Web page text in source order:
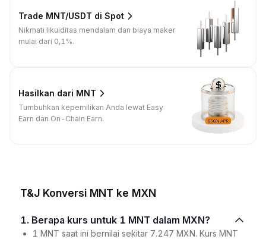
Trade MNT/USDT di Spot
Nikmati likuiditas mendalam dan biaya maker
mulai dari 0,1%.
Hasilkan dari MNT
Tumbuhkan kepemilikan Anda lewat Easy
Earn dan On-Chain Earn.
T&J Konversi MNT ke MXN
1. Berapa kurs untuk 1 MNT dalam MXN?
1 MNT saat ini bernilai sekitar 7.247 MXN. Kurs MNT